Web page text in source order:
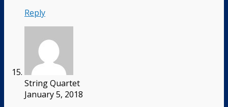
Reply
String Quartet
January 5, 2018